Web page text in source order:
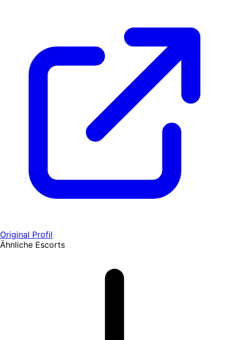
Original Profil
Ähnliche Escorts